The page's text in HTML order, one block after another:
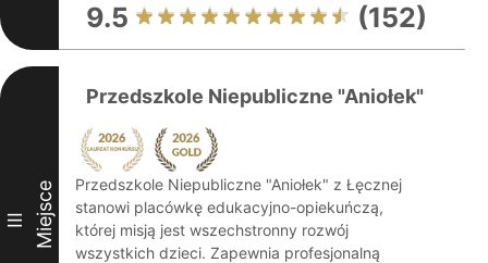
9.5 (152)
III Miejsce
Przedszkole Niepubliczne "Aniołek"
Przedszkole Niepubliczne "Aniołek" z Łęcznej
stanowi placówkę edukacyjno-opiekuńczą,
której misją jest wszechstronny rozwój
wszystkich dzieci. Zapewnia profesjonalną